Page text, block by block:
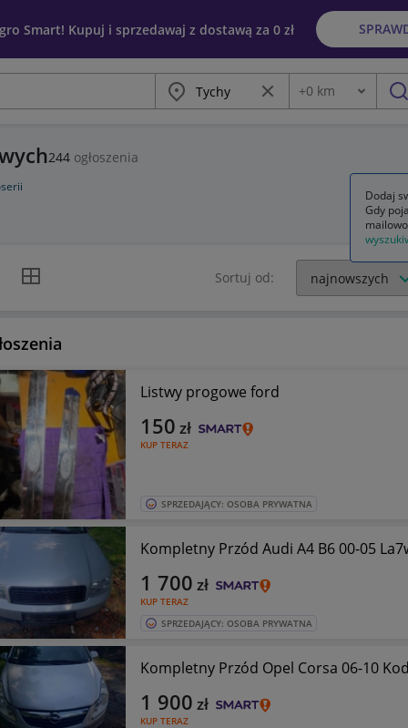
Smart! Kupuj i sprzedawaj z dostawą za 0 zł
Miasto Wyczyść frazę
Odległość
+0 km
244 ogłoszenia
listy
Widok siatki Sortuj od:
Listwy progowe ford
KUP TERAZ
150 zł
SPRZEDAJĄCY: OSOBA PRYWATNA
KUP TERAZ
1 700 zł
SPRZEDAJĄCY: OSOBA PRYWATNA
Kompletny Przód Opel Corsa 06-10
KUP TERAZ
1 900 zł
Dodaj
Gdy